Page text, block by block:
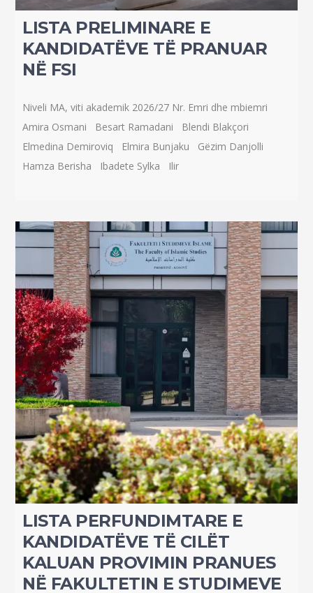
LISTA PRELIMINARE E
KANDIDATËVE TË PRANUAR
NË FSI
Niveli MA, viti akademik 2026/27 Nr. Emri dhe mbiemri
Amira Osmani Besart Ramadani Blendi Blakçori
Elmedina Demiroviq Elmira Bunjaku Gëzim Danjolli
Hamza Berisha Ibadete Sylka Ilir
LISTA PERFUNDIMTARE E
KANDIDATËVE TË CILËT
KALUAN PROVIMIN PRANUES
NË FAKULTETIN E STUDIMEVE